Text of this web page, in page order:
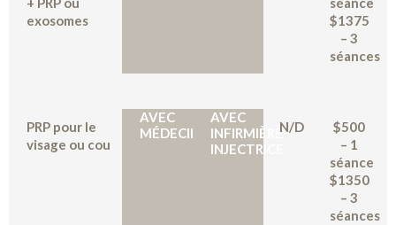
exosomes
$1375
– 3
séances
PRP pour le
visage ou cou
AVEC
MÉDECIN
AVEC
INFIRMIÈRE
INJECTRICE
N/D
$500
– 1
séance
$1350
– 3
séances